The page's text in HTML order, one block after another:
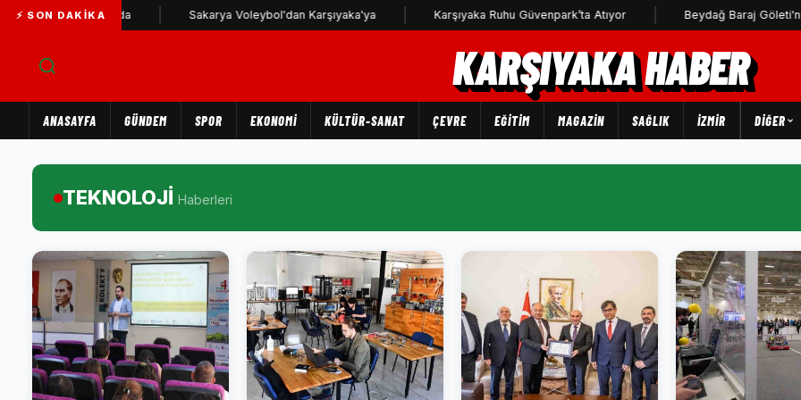
⚡ SON DAKIKA
yolunda Sakarya Voleybol'dan Karşıyaka'ya Karşıyaka Ruhu Güvenpark’ta Atıyor Beydağ Baraj Göleti'ne uçak
KARŞIYAKA HABER
ANASAYFA GÜNDEM SPOR EKONOMİ KÜLTÜR-SANAT ÇEVRE EĞİTİM MAGAZİN SAĞLIK İZMİR DIĞER
TEKNOLOJİ Haberleri